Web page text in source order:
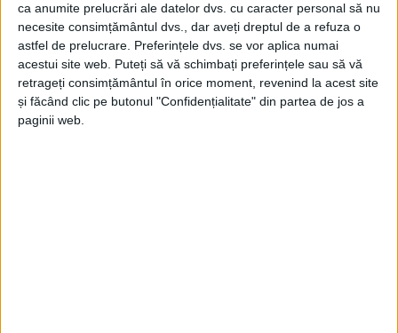
ca anumite prelucrări ale datelor dvs. cu caracter personal să nu
necesite consimțământul dvs., dar aveți dreptul de a refuza o
astfel de prelucrare. Preferințele dvs. se vor aplica numai
acestui site web. Puteți să vă schimbați preferințele sau să vă
retrageți consimțământul în orice moment, revenind la acest site
și făcând clic pe butonul "Confidențialitate" din partea de jos a
paginii web.
Arhive